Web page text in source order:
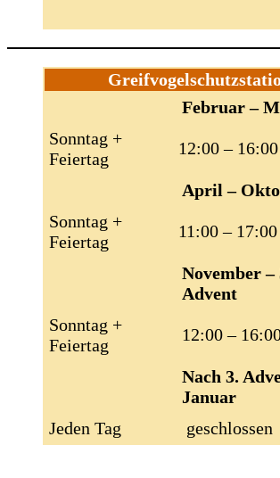
Februar –
Sonntag +
Feiertag
12:00 –
April –
Sonntag +
Feiertag
11:00 –
November –
Advent
Sonntag +
Feiertag
12:00 –
Nach 3.
Januar
Jeden Tag
geschlossen